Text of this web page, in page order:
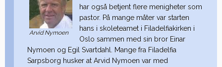
Arvid Nymoen
har også betjent flere menigheter som
pastor. På mange måter var starten
hans i skoleteamet i Filadelfiakirken i
Oslo sammen med sin bror Einar
Nymoen og Egil Svartdahl. Mange fra Filadelfia
Sarpsborg husker at Arvid Nymoen var med